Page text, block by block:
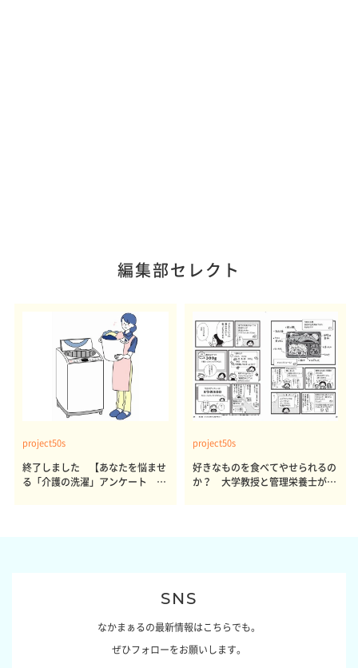
編集部セレクト
project50s
終了しました 【あなたを悩ませ
る「介護の洗濯」アンケート 体
project50s
好きなものを食べてやせられるの
か？ 大学教授と管理栄養士が出
SNS
なかまぁるの最新情報はこちらでも。
ぜひフォローをお願いします。